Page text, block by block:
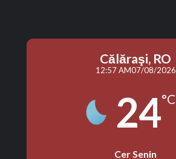
Călăraşi, RO
12:57 AM07/08/2026
24°C
Cer Senin